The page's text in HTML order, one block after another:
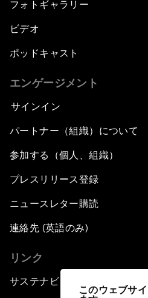
このウェブサ
フォトギャラリー
ビデオ
ポッドキャスト
エンゲージメント
サインイン
パートナー（組織）について
参加する（個人、組織）
プレスリリース登録
ニュースレター購読
連絡先 (英語のみ)
リンク
サステナビリティへの取り組み